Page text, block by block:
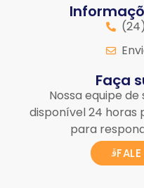
Faça
Nossa equipe
disponível 24 horas
para